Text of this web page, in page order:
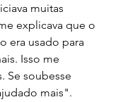
muitas
explicava que o
era usado para
Isso me
Se soubesse
mais".